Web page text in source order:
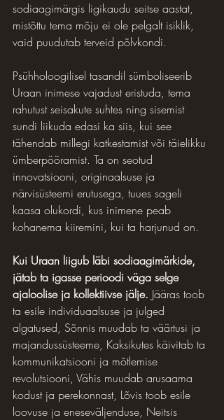
sodiaagimärgis ligikaudu seitse aastat,
mistõttu tema mõju ei ole pelgalt isiklik,
vaid puudutab terveid põlvkondi.
Psühholoogilisel tasandil sümboliseerib
Uraan inimese vajadust eristuda, tema
rahutust seisakute suhtes ning sisemist
sundi liikuda edasi ka siis, kui see
tähendab millegi katkestamist või täielikku
ümberpööramist. Ta on seotud
innovatsiooni, originaalsuse ja
närvisüsteemi erutusega, tuues sageli
kaasa olukordi, kus inimene peab
kohanema kiiremini, kui ta harjunud on.
Kui Uraan liigub läbi sodiaagimärkide,
jätab ta igasse perioodi väga selge
ajaloolise ja kollektiivse jälje. Jääras toob
ta esile individuaalsuse ja julged
algatused, Sõnnis muudab ta väärtusi ja
majandussüsteeme, Kaksikutes käivitab ta
kommunikatsiooni ja mõtlemise
revolutsiooni, Vähis muudab arusaama
kodust ja perekonnast, Lõvis toob esile
loovuse ja eneseväljenduse, Neitsis